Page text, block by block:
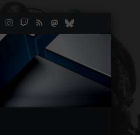
YouTubeInstagram
TwitchRSS Mastodon